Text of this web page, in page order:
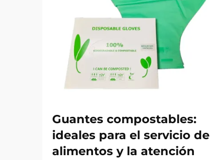
Guantes compostables:
ideales para el servicio de
alimentos y la atención